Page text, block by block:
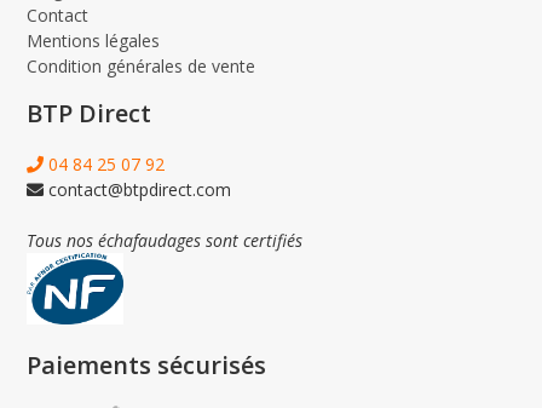
Contact
Mentions légales
Condition générales de vente
BTP Direct
04 84 25 07 92
contact@btpdirect.com
Tous nos échafaudages sont certifiés
Paiements sécurisés